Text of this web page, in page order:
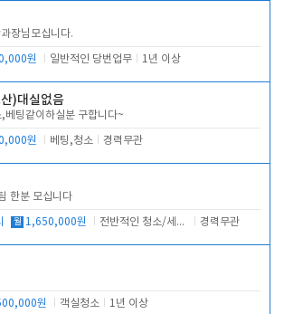
장님모십니다.
원 일반적인 당번업무 1년 이상
)대실없음
베팅같이하실분 구합니다~
원 베팅,청소 경력무관
한분 모십니다
월 1,650,000원 전반적인 청소/세탁업무 경력무관
원 객실청소 1년 이상